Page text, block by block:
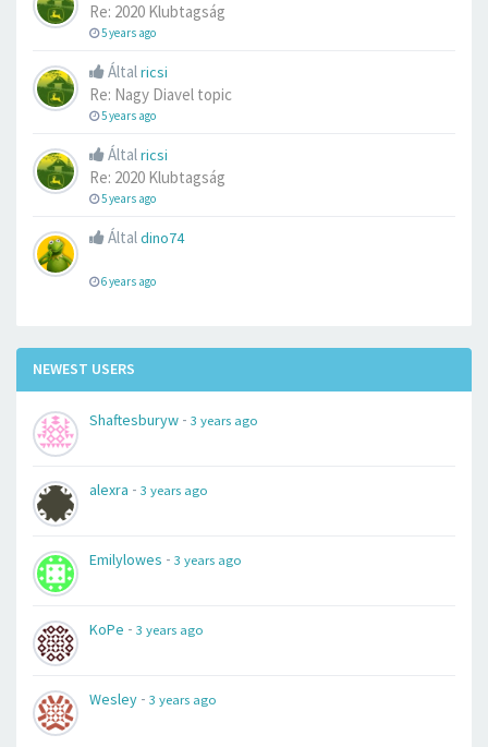
Re: 2020 Klubtagság
5 years ago
Általricsi
Re: Nagy Diavel topic
5 years ago
Általricsi
Re: 2020 Klubtagság
5 years ago
Általdino74
6 years ago
NEWEST USERS
Shaftesburyw - 3 years ago
alexra - 3 years ago
Emilylowes - 3 years ago
KoPe - 3 years ago
Wesley - 3 years ago